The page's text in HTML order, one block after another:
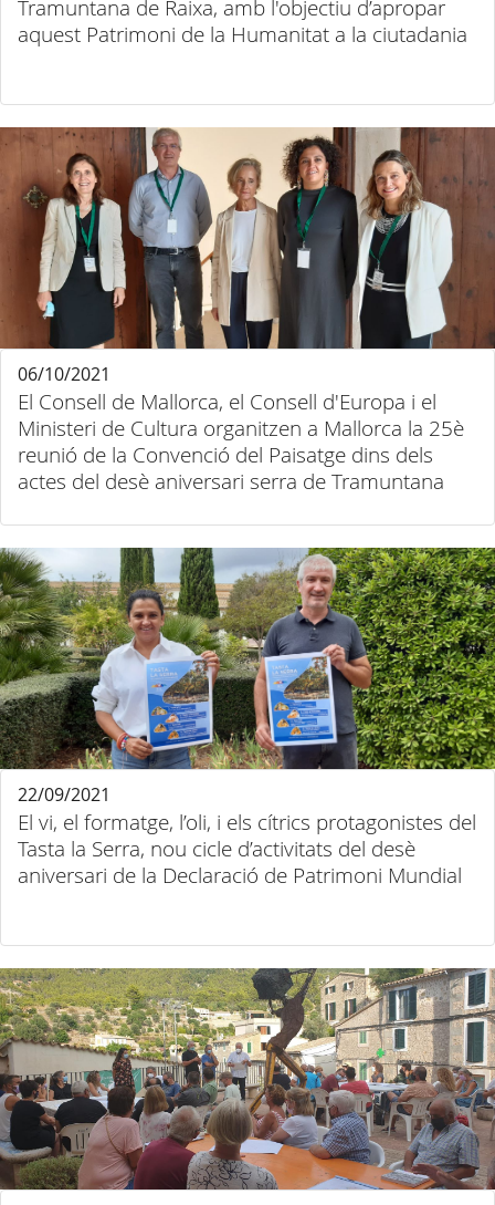
Tramuntana de Raixa, amb l'objectiu d’apropar
aquest Patrimoni de la Humanitat a la ciutadania
El Consell de Mallorca, el Consell d'Europa i el
Ministeri de Cultura organitzen a Mallorca la 25è
reunió de la Convenció del Paisatge dins dels
actes del desè aniversari serra de Tramuntana
06/10/2021
El vi, el formatge, l’oli, i els cítrics protagonistes del
Tasta la Serra, nou cicle d’activitats del desè
aniversari de la Declaració de Patrimoni Mundial
22/09/2021